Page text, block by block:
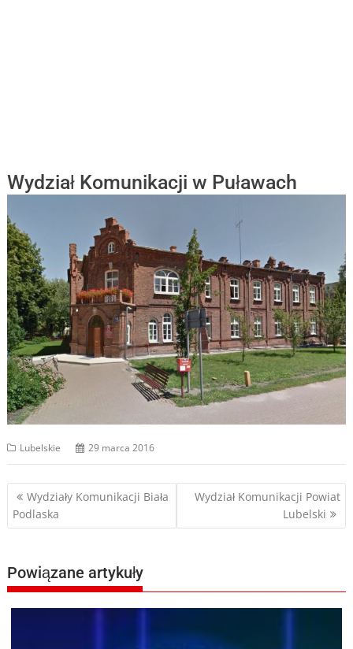
Wydział Komunikacji w Puławach
Lubelskie 29 marca 2016
Nawigacja
wpisu
Wydziały Komunikacji Biała
Podlaska
Wydział Komunikacji Powiat
Lubelski
Powiązane artykuły